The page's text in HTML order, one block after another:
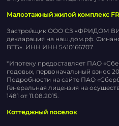
Малоэтажный жилой комплекс
Застройщик ООО СЗ «ФРИДОМ
декларация на наш.дом.рф.
ВТБ». ИНН ИНН 5410166707
*Ипотеку предоставляет ПАО
годовых, первоначальный взнос
Подробности на сайте ПАО
Генеральная лицензия на
1481 от 11.08.2015.
Коттеджный поселок